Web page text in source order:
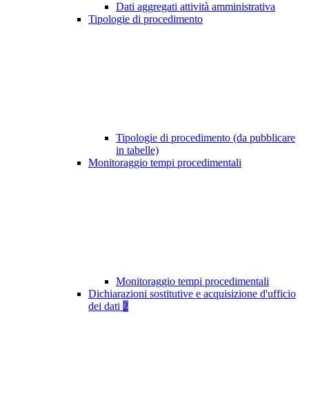
Dati aggregati attività amministrativa
Tipologie di procedimento
Tipologie di procedimento (da pubblicare
in tabelle)
Monitoraggio tempi procedimentali
Monitoraggio tempi procedimentali
Dichiarazioni sostitutive e acquisizione d'ufficio
dei dati 2